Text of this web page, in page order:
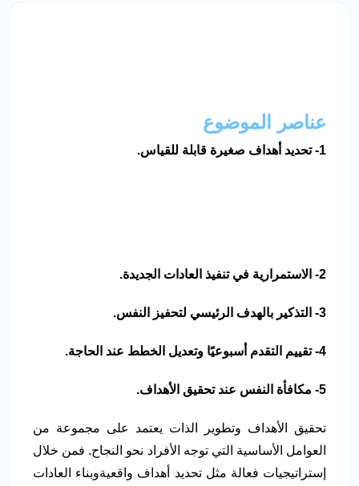
عناصر الموضوع
1- تحديد أهداف صغيرة قابلة للقياس.
2- الاستمرارية في تنفيذ العادات الجديدة.
3- التذكير بالهدف الرئيسي لتحفيز النفس.
4- تقييم التقدم أسبوعيًا وتعديل الخطط عند الحاجة.
5- مكافأة النفس عند تحقيق الأهداف.
تحقيق الأهداف وتطوير الذات يعتمد على مجموعة من
العوامل الأساسية التي توجه الأفراد نحو النجاح. فمن خلال
إستراتيجيات فعالة مثل تحديد أهداف واقعيةوبناء العادات